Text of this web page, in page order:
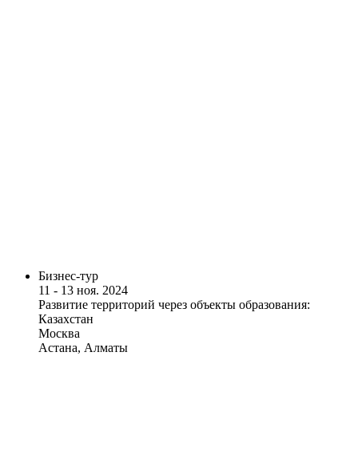
Бизнес-тур
11 - 13 ноя. 2024
Развитие территорий через объекты образования:
Казахстан
Москва
Астана, Алматы